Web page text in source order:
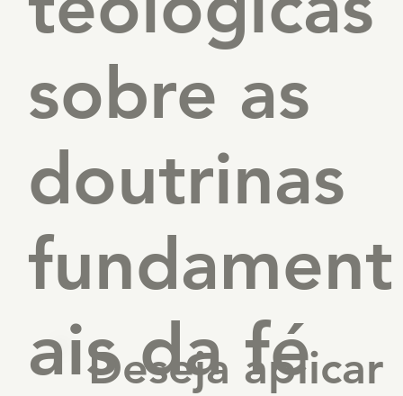
Deseja aplicar
sobre as
doutrinas
fundament
ais da fé